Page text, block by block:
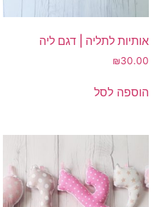
אותיות לתליה | דגם ליה
₪30.00
הוספה לסל